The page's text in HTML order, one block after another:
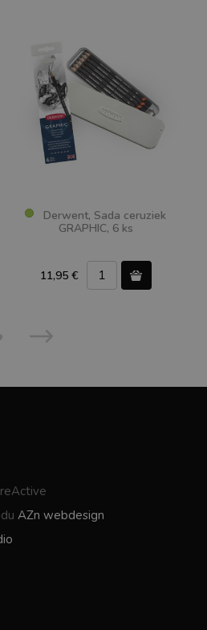
Derwent, Sada ceruziek
GRAPHIC, 6 ks
11,95 €
AZn webdesign